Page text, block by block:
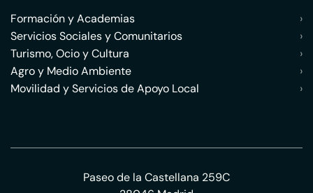
Formación y Academias
›
Servicios Sociales y Comunitarios
›
Turismo, Ocio y Cultura
›
Agro y Medio Ambiente
›
Movilidad y Servicios de Apoyo Local
›
Paseo de la Castellana 259C